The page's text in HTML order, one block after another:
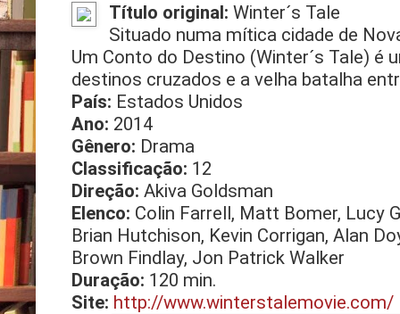
Título original: Winter´s Tale
Situado numa mítica cidade de
Um Conto do Destino (Winter´s Tale) é
destinos cruzados e a velha batalha
País: Estados Unidos
Ano: 2014
Gênero: Drama
Classificação: 12
Direção: Akiva Goldsman
Elenco: Colin Farrell, Matt Bomer, Lucy
Brian Hutchison, Kevin Corrigan, Alan
Brown Findlay, Jon Patrick Walker
Duração: 120 min.
Site: http://www.winterstalemovie.com/